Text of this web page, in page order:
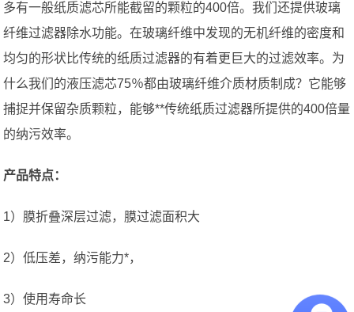
多有一般纸质滤芯所能截留的颗粒的400倍。我们还提供玻璃
纤维过滤器除水功能。在玻璃纤维中发现的无机纤维的密度和
均匀的形状比传统的纸质过滤器的有着更巨大的过滤效率。为
什么我们的液压滤芯75％都由玻璃纤维介质材质制成？它能够
捕捉并保留杂质颗粒，能够**传统纸质过滤器所提供的400倍量
的纳污效率。
产品特点：
1）膜折叠深层过滤，膜过滤面积大
2）低压差，纳污能力*，
3）使用寿命长